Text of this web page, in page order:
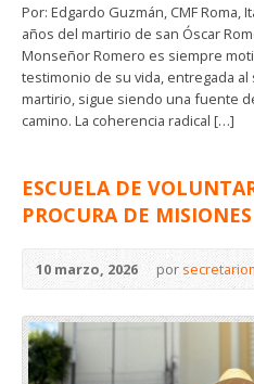
Por: Edgardo Guzmán, CMF
años del martirio de san Óscar
Monseñor Romero es siempre
testimonio de su vida, entregada al
martirio, sigue siendo una fuente
camino. La coherencia radical […]
ESCUELA DE
PROCURA DE MISIONES
10 marzo, 2026 por